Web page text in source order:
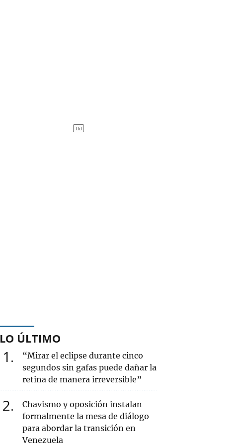
LO ÚLTIMO
1
“Mirar el eclipse durante cinco
segundos sin gafas puede dañar la
retina de manera irreversible”
2
Chavismo y oposición instalan
formalmente la mesa de diálogo
para abordar la transición en
Venezuela